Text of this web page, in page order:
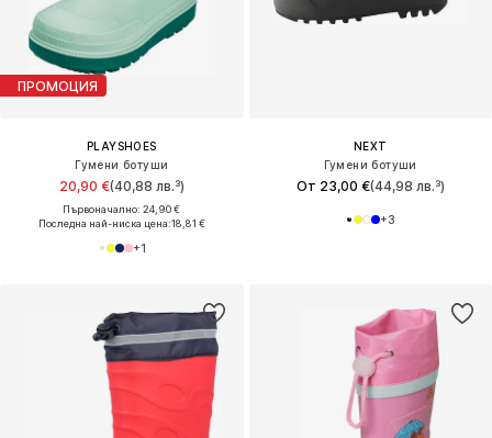
ПРОМОЦИЯ
PLAYSHOES
Гумени ботуши
20,90 €(40,88 лв.³)
Първоначално: 24,90 €
Последна най-ниска цена:18,81 €
+1
NEXT
Гумени ботуши
От 23,00 €(44,98 лв.³)
+3